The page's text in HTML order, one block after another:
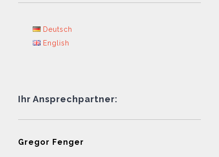
Deutsch
English
Ihr Ansprechpartner:
Gregor Fenger